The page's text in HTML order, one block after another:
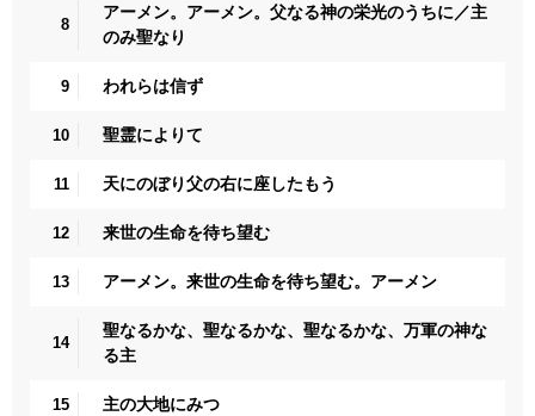
8
アーメン。アーメン。父なる神の栄光のうちに／主
のみ聖なり
9 われらは信ず
10 聖霊によりて
11 天にのぼり父の右に座したもう
12 来世の生命を待ち望む
13 アーメン。来世の生命を待ち望む。アーメン
14
聖なるかな、聖なるかな、聖なるかな、万軍の神な
る主
15 主の大地にみつ